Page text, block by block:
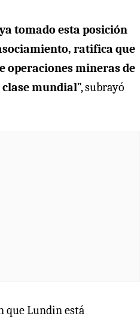
tomado esta posición
ratifica que
operaciones mineras de
clase mundial”, subrayó
que Lundin está